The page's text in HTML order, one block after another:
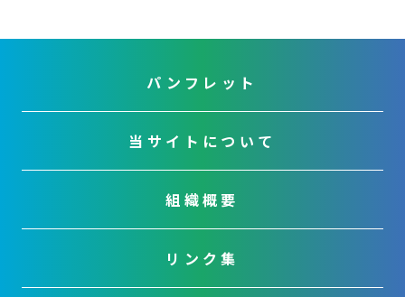
パンフレット
当サイトについて
組織概要
リンク集